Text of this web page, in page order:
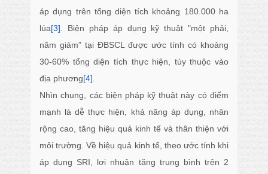
áp dụng trên tổng diện tích khoảng 180.000 ha
lúa[3] . Biện pháp áp dụng kỹ thuật "một phải,
năm giảm” tại ĐBSCL được ước tính có khoảng
30-60% tổng diện tích thực hiện, tùy thuộc vào
địa phương[4]
Nhìn chung, các biện pháp kỹ thuật này có điểm
mạnh là dễ thực hiện, khả năng áp dụng, nhân
rộng cao, tăng hiệu quả kinh tế và thân thiện với
môi trường. Về hiệu quả kinh tế, theo ước tính khi
áp dụng SRI, lơi nhuận tăng trung bình trên 2